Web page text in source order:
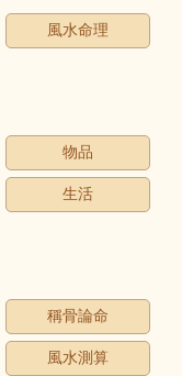
風水命理
物品
生活
稱骨論命
風水測算